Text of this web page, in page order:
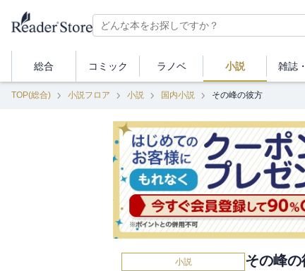
総合 コミック ラノベ 小説 雑誌・
TOP(総合) 小説フロア 小説 国内小説 その峰の彼方
小説 その峰の